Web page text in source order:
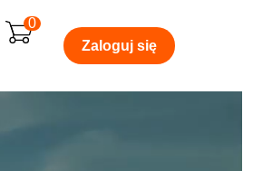
0
Zaloguj się